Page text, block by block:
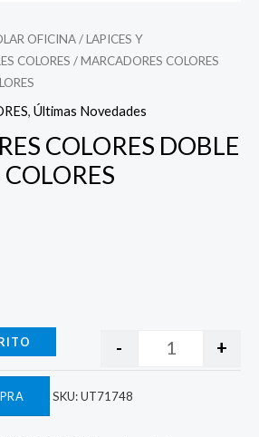
OFICINA/LAPICES Y
COLORES / MARCADORES COLORES
, Últimas Novedades
COLORES DOBLE
- +
SKU:UT71748